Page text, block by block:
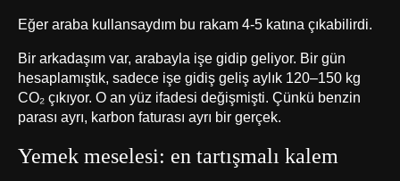
Eğer araba kullansaydım bu rakam 4-5 katına çıkabilirdi.
Bir arkadaşım var, arabayla işe gidip geliyor. Bir gün
hesaplamıştık, sadece işe gidiş geliş aylık 120–150 kg
CO₂ çıkıyor. O an yüz ifadesi değişmişti. Çünkü benzin
parası ayrı, karbon faturası ayrı bir gerçek.
Yemek meselesi: en tartışmalı kalem